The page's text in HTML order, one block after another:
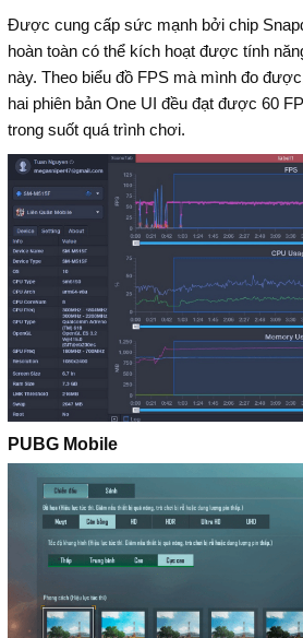
Được cung cấp sức mạnh bởi chip
hoàn toàn có thể kích hoạt được tính
này. Theo biểu đồ FPS mà mình đo
hai phiên bản One UI đều đạt được 60
trong suốt quá trình chơi.
PUBG Mobile